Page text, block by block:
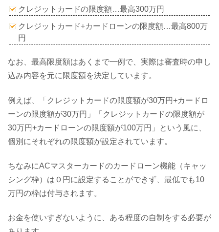
クレジットカードの限度額…最高300万円
クレジットカード+カードローンの限度額…最高800万
円
なお、最高限度額はあくまで一例で、実際は審査時の申し
込み内容を元に限度額を決定しています。
例えば、「クレジットカードの限度額が30万円+カードロ
ーンの限度額が30万円」「クレジットカードの限度額が
30万円+カードローンの限度額が100万円」という風に、
個別にそれぞれの限度額が設定されています。
ちなみにACマスターカードのカードローン機能（キャッ
シング枠）は０円に設定することができず、最低でも10
万円の枠は付与されます。
お金を使いすぎないように、ある程度の自制をする必要が